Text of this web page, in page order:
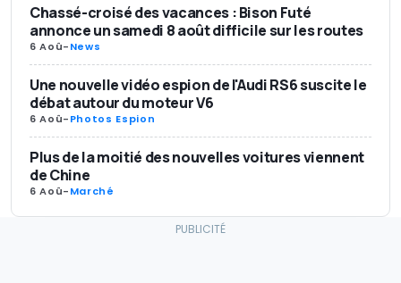
Chassé-croisé des vacances : Bison Futé
annonce un samedi 8 août difficile sur les routes
6 Aoû-News
Une nouvelle vidéo espion de l'Audi RS6 suscite le
débat autour du moteur V6
6 Aoû-Photos Espion
Plus de la moitié des nouvelles voitures viennent
de Chine
6 Aoû-Marché